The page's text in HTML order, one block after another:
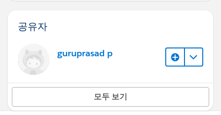
공유자
guruprasad p
모두 보기